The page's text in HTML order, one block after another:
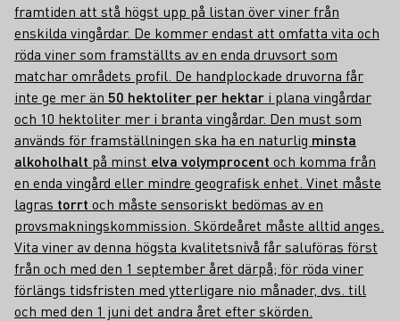
framtiden att stå högst upp på listan över viner från
enskilda vingårdar. De kommer endast att omfatta vita och
röda viner som framställts av en enda druvsort som
matchar områdets profil. De handplockade druvorna får
inte ge mer än 50 hektoliter per hektar i plana vingårdar
och 10 hektoliter mer i branta vingårdar. Den must som
används för framställningen ska ha en naturlig minsta
alkoholhalt på minst elva volymprocent och komma från
en enda vingård eller mindre geografisk enhet. Vinet måste
lagras torrt och måste sensoriskt bedömas av en
provsmakningskommission. Skördeåret måste alltid anges.
Vita viner av denna högsta kvalitetsnivå får saluföras först
från och med den 1 september året därpå; för röda viner
förlängs tidsfristen med ytterligare nio månader, dvs. till
och med den 1 juni det andra året efter skörden.